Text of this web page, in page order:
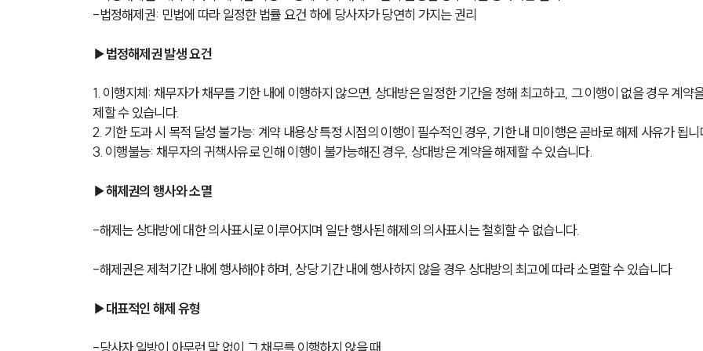
-법정해제권: 민법에 따라 일정한 법률 요건 하에 당사자가 당연히 가지는 권리
▶법정해제권 발생 요건
1. 이행지체: 채무자가 채무를 기한 내에 이행하지 않으면, 상대방은 일정한 기간을 정해 최고하고, 그 이행이 없을 경우 계약
제할 수 있습니다.
2. 기한 도과 시 목적 달성 불가능: 계약 내용상 특정 시점의 이행이 필수적인 경우, 기한 내 미이행은 곧바로 해제 사유가 됩니
3. 이행불능: 채무자의 귀책사유로 인해 이행이 불가능해진 경우, 상대방은 계약을 해제할 수 있습니다.
▶해제권의 행사와 소멸
-해제는 상대방에 대한 의사표시로 이루어지며 일단 행사된 해제의 의사표시는 철회할 수 없습니다.
-해제권은 제척기간 내에 행사해야 하며, 상당 기간 내에 행사하지 않을 경우 상대방의 최고에 따라 소멸할 수 있습니다
▶대표적인 해제 유형